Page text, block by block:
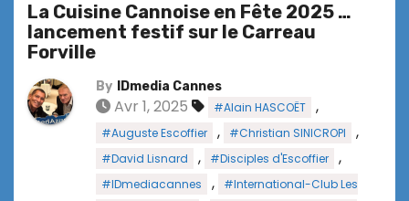
La Cuisine Cannoise en Fête 2025 …
lancement festif sur le Carreau
Forville
By IDmedia Cannes
Avr 1, 2025 #Alain HASCOËT ,
#Auguste Escoffier , #Christian SINICROPI ,
#David Lisnard , #Disciples d'Escoffier ,
#IDmediacannes ,
#International-Club Les